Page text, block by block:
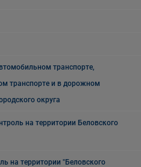
транспорте,
транспорте и в дорожном
округа
на территории Беловского
на территории "Беловского